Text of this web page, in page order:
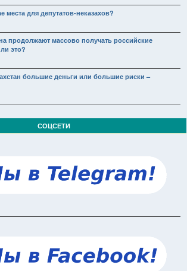
места для депутатов-неказахов?
продолжают массово получать российские
это?
большие деньги или большие риски –
СОЦСЕТИ